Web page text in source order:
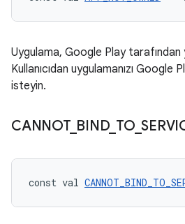
Uygulama, Google Play tarafından
Kullanıcıdan uygulamanızı Google
isteyin.
CANNOT_ BIND_ TO_
const val